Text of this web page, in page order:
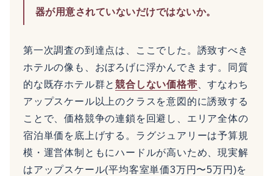
器が用意されていないだけではないか。
第一次調査の到達点は、ここでした。誘致すべき
ホテルの像も、おぼろげに浮かんできます。同質
的な既存ホテル群と競合しない価格帯 、すなわち
アップスケール以上のクラスを意図的に誘致する
ことで、価格競争の連鎖を回避し、エリア全体の
宿泊単価を底上げする。ラグジュアリーは予算規
模・運営体制ともにハードルが高いため、現実解
はアップスケール(平均客室単価3万円〜5万円)を